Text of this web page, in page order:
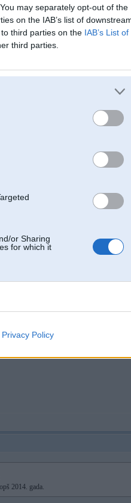
may separately opt-out of the
on the IAB’s list of
third parties on the IAB’s List of
third parties.
or Sharing
for which it
Privacy Policy
teritorijā un vēlāk palīdzēja no tā mēra-
tad nešaubos, ka satriekt RU- viņi gribētu
savas intereses. Jo šaujot savā
priecājas, ka karš notiek ne pie viņiem un ir
— nevienā no abiem kariem
un reāls novērtējums, ka labāk savas
ārā / kāpņutelpā, nevis jau iekšā savā
gen...ibaltiku-a144714
2014. gada.